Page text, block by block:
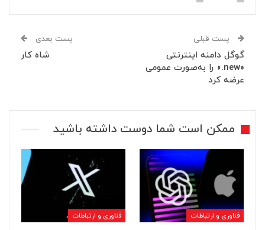
پست قبلی
گوگل دامنه اینترنتی
«new.» را به‌صورت عمومی
عرضه کرد
پست بعدی
شاه کار
ممکن است شما دوست داشته باشید
فناوری و ارتباطات فناوری و ارتباطات